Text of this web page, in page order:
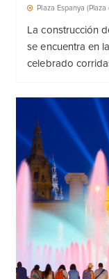
Plaza Espanya (Plaza
La construcción
se encuentra en
celebrado